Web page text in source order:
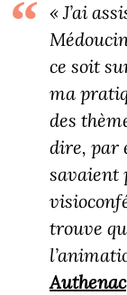
« J’ai
ce soit
ma
des
dire, par
savaient
trouve
Authenac